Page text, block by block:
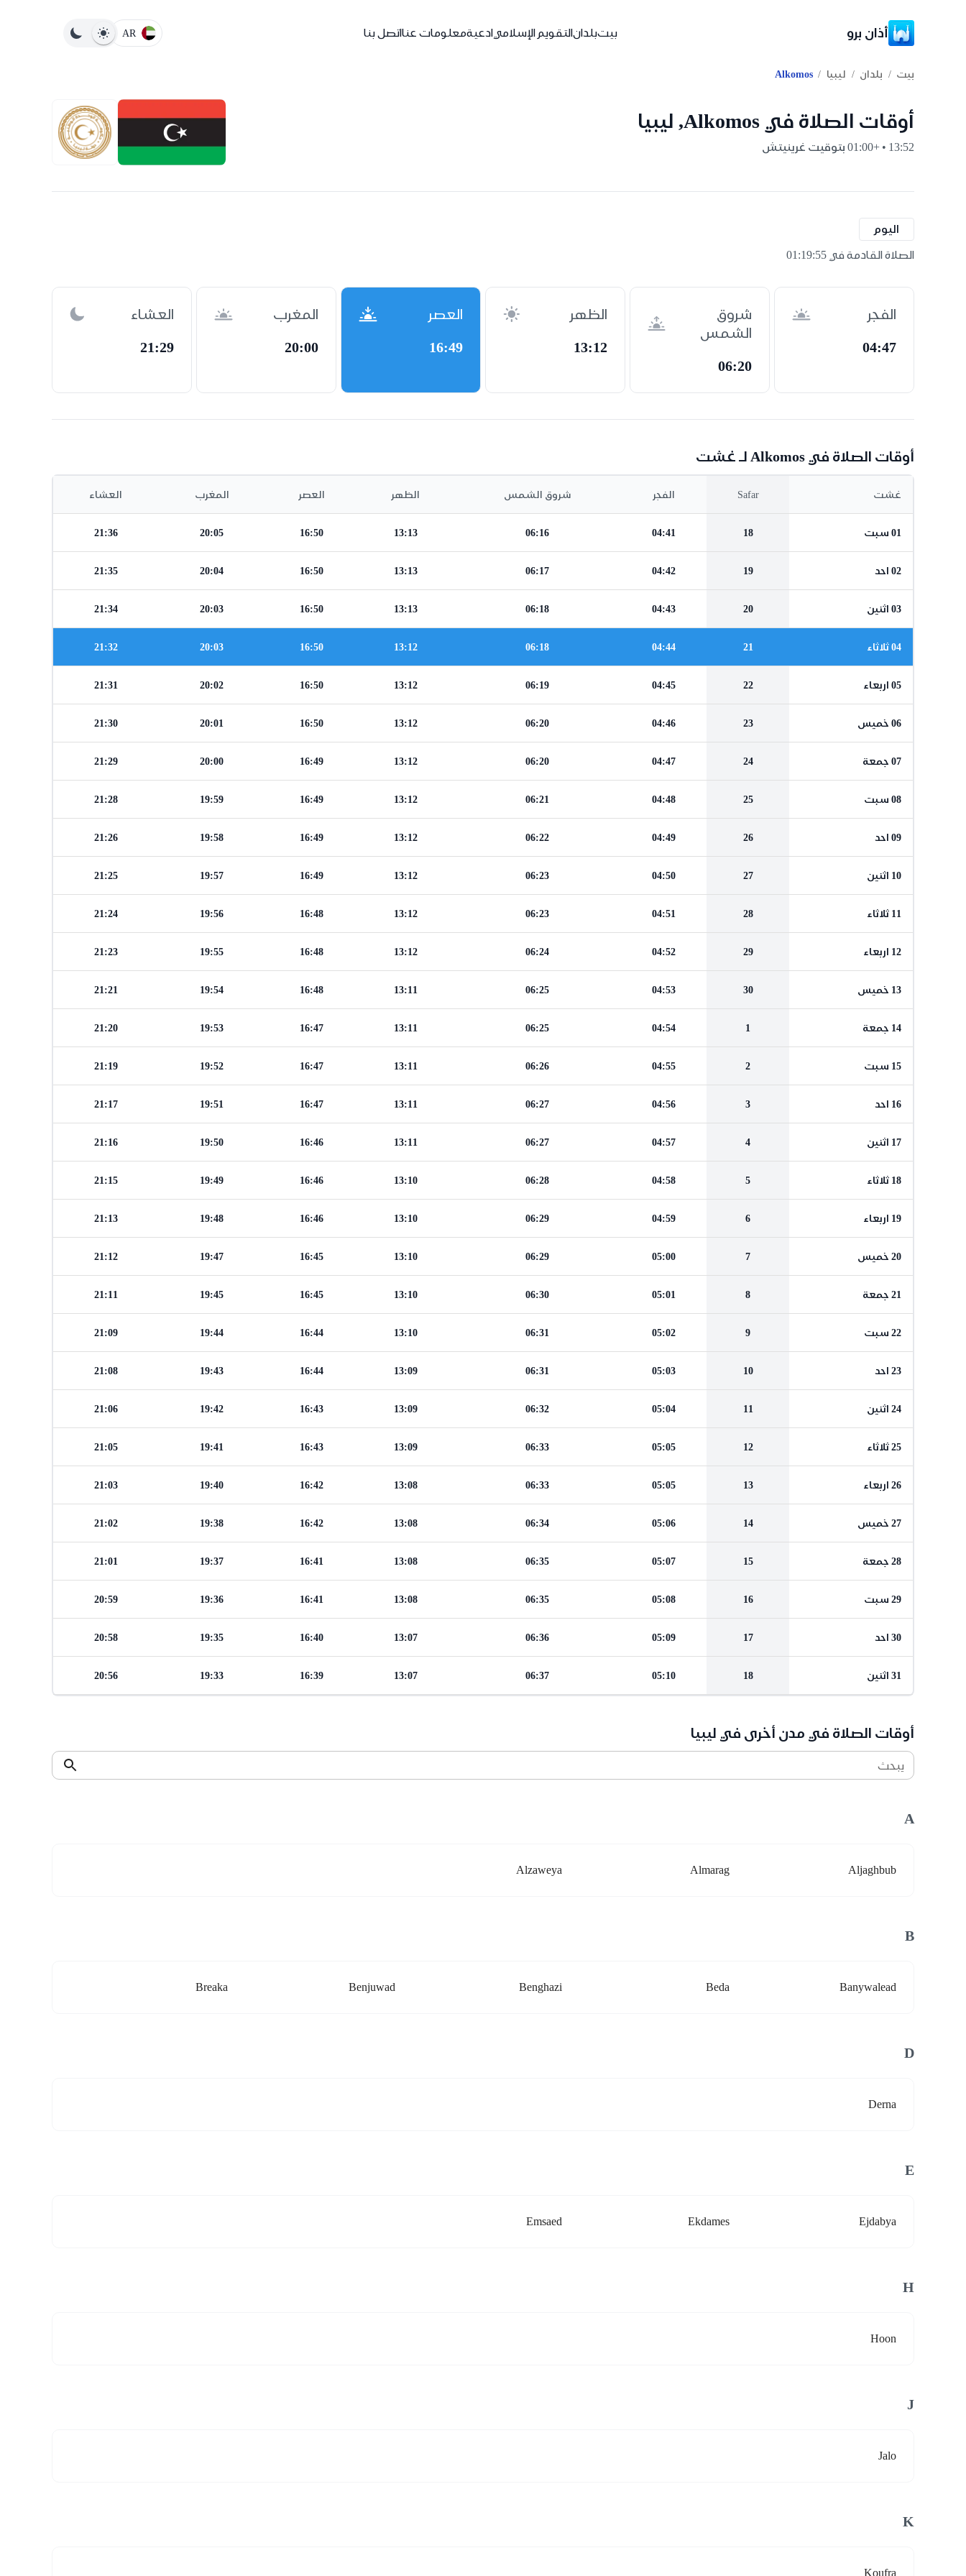
أذان برو بيتبلدانالتقويم الإسلاميادعيةمعلومات عنااتصل بنا AR
بيت / بلدان / ليبيا /
Alkomos
أوقات الصلاة في Alkomos, ليبيا
13:52 • +01:00 بتوقيت غرينيتش
اليوم
الصلاة القادمة في 01:19:54
الفجر
04:47
شروق
الشمس
06:20
الظهر
13:12
العصر
16:49
المغرب
20:00
العشاء
21:29
أوقات الصلاة في Alkomos لـ غشت
غشت Safar الفجر شروق الشمس الظهر العصر المغرب العشاء
01 سبت 18
04:41
06:16
13:13
16:50
20:05
21:36
02 احد 19
04:42
06:17
13:13
16:50
20:04
21:35
03 اثنين 20
04:43
06:18
13:13
16:50
20:03
21:34
04 ثلاثاء 21
04:44
06:18
13:12
16:50
20:03
21:32
05 اربعاء 22
04:45
06:19
13:12
16:50
20:02
21:31
06 خميس 23
04:46
06:20
13:12
16:50
20:01
21:30
07 جمعة 24
04:47
06:20
13:12
16:49
20:00
21:29
08 سبت 25
04:48
06:21
13:12
16:49
19:59
21:28
09 احد 26
04:49
06:22
13:12
16:49
19:58
21:26
10 اثنين 27
04:50
06:23
13:12
16:49
19:57
21:25
11 ثلاثاء 28
04:51
06:23
13:12
16:48
19:56
21:24
12 اربعاء 29
04:52
06:24
13:12
16:48
19:55
21:23
13 خميس 30
04:53
06:25
13:11
16:48
19:54
21:21
14 جمعة 1
04:54
06:25
13:11
16:47
19:53
21:20
15 سبت 2
04:55
06:26
13:11
16:47
19:52
21:19
16 احد 3
04:56
06:27
13:11
16:47
19:51
21:17
17 اثنين 4
04:57
06:27
13:11
16:46
19:50
21:16
18 ثلاثاء 5
04:58
06:28
13:10
16:46
19:49
21:15
19 اربعاء 6
04:59
06:29
13:10
16:46
19:48
21:13
20 خميس 7
05:00
06:29
13:10
16:45
19:47
21:12
21 جمعة 8
05:01
06:30
13:10
16:45
19:45
21:11
22 سبت 9
05:02
06:31
13:10
16:44
19:44
21:09
23 احد 10
05:03
06:31
13:09
16:44
19:43
21:08
24 اثنين 11
05:04
06:32
13:09
16:43
19:42
21:06
25 ثلاثاء 12
05:05
06:33
13:09
16:43
19:41
21:05
26 اربعاء 13
05:05
06:33
13:08
16:42
19:40
21:03
27 خميس 14
05:06
06:34
13:08
16:42
19:38
21:02
28 جمعة 15
05:07
06:35
13:08
16:41
19:37
21:01
29 سبت 16
05:08
06:35
13:08
16:41
19:36
20:59
30 احد 17
05:09
06:36
13:07
16:40
19:35
20:58
31 اثنين 18
05:10
06:37
13:07
16:39
19:33
20:56
أوقات الصلاة في مدن أخرى في ليبيا
يبحث
A
Aljaghbub
Almarag
Alzaweya
B
Banywalead
Beda
Benghazi
Benjuwad
Breaka
D
Derna
E
Ejdabya
Ekdames
Emsaed
H
Hoon
J
Jalo
K
Koufra